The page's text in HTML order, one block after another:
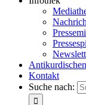
Kontakt
Suche nach: